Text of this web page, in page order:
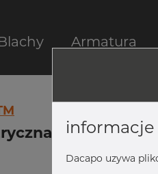
Armatura
316/316L,
informacje
Dacapo uzywa